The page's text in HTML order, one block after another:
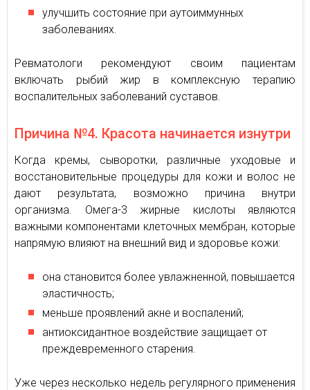
улучшить состояние при аутоиммунных
заболеваниях.
Ревматологи рекомендуют своим пациентам
включать рыбий жир в комплексную терапию
воспалительных заболеваний суставов.
Причина №4. Красота начинается изнутри
Когда кремы, сыворотки, различные уходовые и
восстановительные процедуры для кожи и волос не
дают результата, возможно причина внутри
организма. Омега-3 жирные кислоты являются
важными компонентами клеточных мембран, которые
напрямую влияют на внешний вид и здоровье кожи:
она становится более увлажненной, повышается
эластичность;
меньше проявлений акне и воспалений;
антиоксидантное воздействие защищает от
преждевременного старения.
Уже через несколько недель регулярного применения